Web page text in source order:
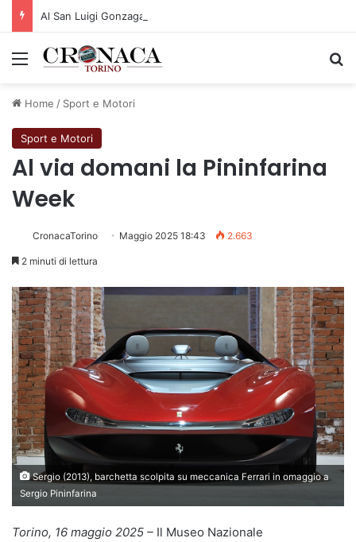
Menu
Home / Sport e Motori
Sport e Motori
Al via domani la Pininfarina
Week
CronacaTorino Maggio 2025 18:43 2.663
2 minuti di lettura
Sergio (2013), barchetta scolpita su meccanica Ferrari in omaggio a
Sergio Pininfarina
Torino, 16 maggio 2025 – Il Museo Nazionale